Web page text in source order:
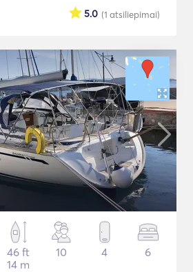
(1 atsiliepimai)
5.0
46 ft
14 m
10 4 6